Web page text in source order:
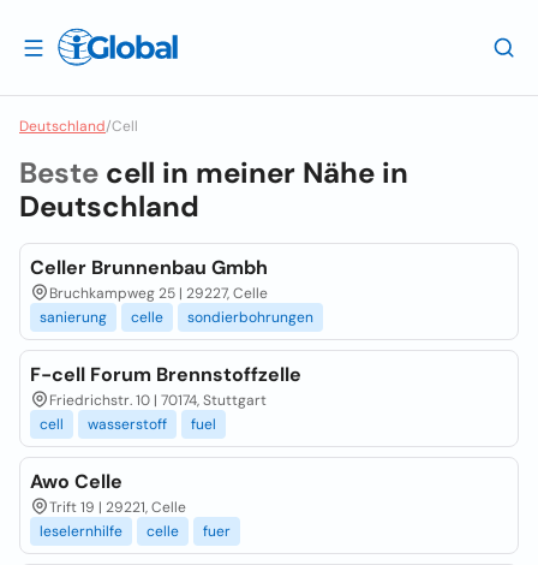
Deutschland/Cell
Beste cell in meiner Nähe in
Deutschland
Celler Brunnenbau Gmbh
Bruchkampweg 25 | 29227, Celle
sanierung
celle sondierbohrungen
F-cell Forum Brennstoffzelle
Friedrichstr. 10 | 70174, Stuttgart
cell
wasserstoff fuel
Awo Celle
Trift 19 | 29221, Celle
leselernhilfe
celle fuer